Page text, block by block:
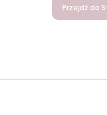
Przejdź do